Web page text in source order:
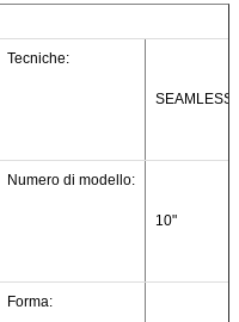
Tecniche:
Numero di modello:
10"
Forma: